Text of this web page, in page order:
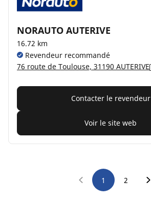
NORAUTO AUTERIVE
16.72 km
Revendeur recommandé
76 route de Toulouse, 31190 AUTERIVE
Contacter le revendeur
Voir le site web
1 2